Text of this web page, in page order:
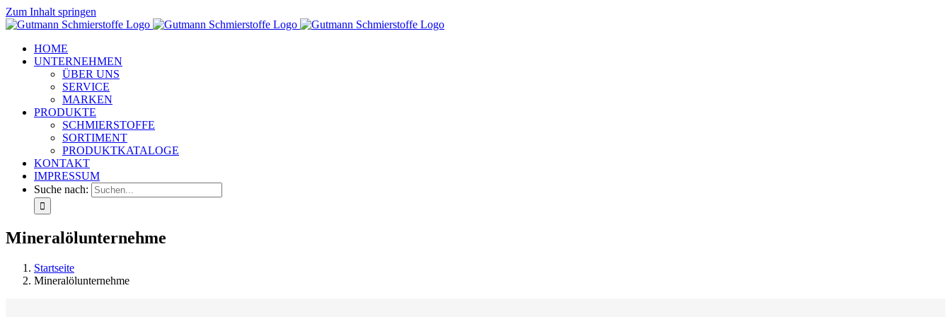
Zum Inhalt springen
HOME
UNTERNEHMEN
ÜBER UNS
SERVICE
MARKEN
PRODUKTE
SCHMIERSTOFFE
SORTIMENT
PRODUKTKATALOGE
KONTAKT
IMPRESSUM
Suche nach:
Mineralölunternehme
Startseite
Mineralölunternehme